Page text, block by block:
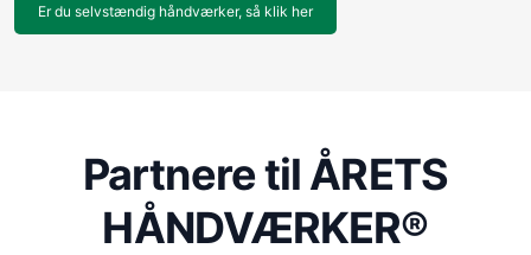
Er du selvstændig håndværker, så klik her
Partnere til ÅRETS
HÅNDVÆRKER®